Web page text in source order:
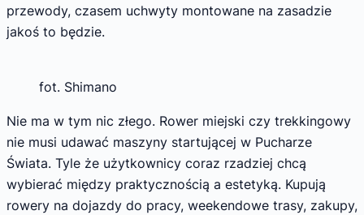
przewody, czasem uchwyty montowane na zasadzie
jakoś to będzie.
fot. Shimano
Nie ma w tym nic złego. Rower miejski czy trekkingowy
nie musi udawać maszyny startującej w Pucharze
Świata. Tyle że użytkownicy coraz rzadziej chcą
wybierać między praktycznością a estetyką. Kupują
rowery na dojazdy do pracy, weekendowe trasy, zakupy,